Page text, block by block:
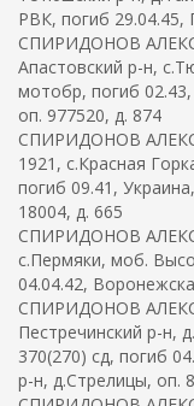
РВК, погиб 29.04.45,
СПИРИДОНОВ
Апастовский р-н,
мотобр, погиб
оп. 977520, д. 874
СПИРИДОНОВ
1921, с.Красная
погиб 09.41,
18004, д. 665
СПИРИДОНОВ
с.Пермяки, моб.
04.04.42,
СПИРИДОНОВ
Пестречинский р-н,
370(270) сд, погиб
р-н, д.Стрелицы, оп.